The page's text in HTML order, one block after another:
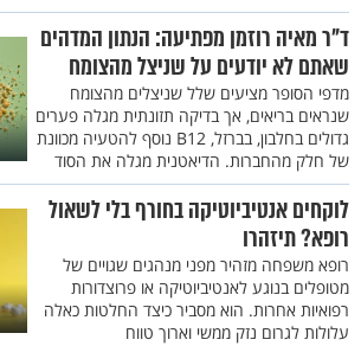
ד"ר מאיה רוזמן מפתיעה: הנתון המדהים
שאתם לא יודעים על שניצל מהצומח
מדפי הסופר מציעים שלל שניצלים מהצומח
שנראים בריאים, אך בדיקה תזונתית מגלה פערים
גדולים בחלבון, בברזל, B12 נוסף להטעיה מכוונת
של חלק מהחברות. הדיאטנית מגלה את הסוד
לוקחים אנטיביוטיקה בחורף בלי לשאול
רופא? תיזהרו
רופא משפחה מזהיר מפני מנהגים שגויים של
מטופלים בנוגע לאנטיביוטיקה או פרוצדורות
רפואיות אחרות. הוא מסביר כיצד החלטות כאלה
עלולות לגרום נזק ממשי וארוך טווח